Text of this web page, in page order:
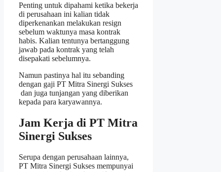
Penting untuk dipahami ketika bekerja
di perusahaan ini kalian tidak
diperkenankan melakukan resign
sebelum waktunya masa kontrak
habis. Kalian tentunya bertanggung
jawab pada kontrak yang telah
disepakati sebelumnya.
Namun pastinya hal itu sebanding
dengan gaji PT Mitra Sinergi Sukses
dan juga tunjangan yang diberikan
kepada para karyawannya.
Jam Kerja di PT Mitra
Sinergi Sukses
Serupa dengan perusahaan lainnya,
PT Mitra Sinergi Sukses mempunyai